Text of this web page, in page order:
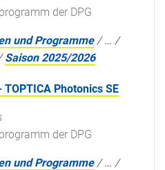
der DPG
und Programme /… /
Saison 2025/2026
Photonics SE
der DPG
und Programme /… /